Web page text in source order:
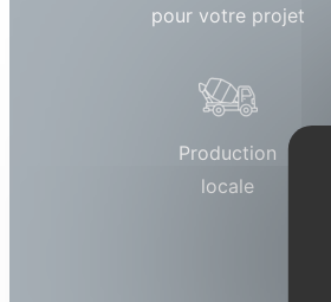
pour votre projet
Production
locale